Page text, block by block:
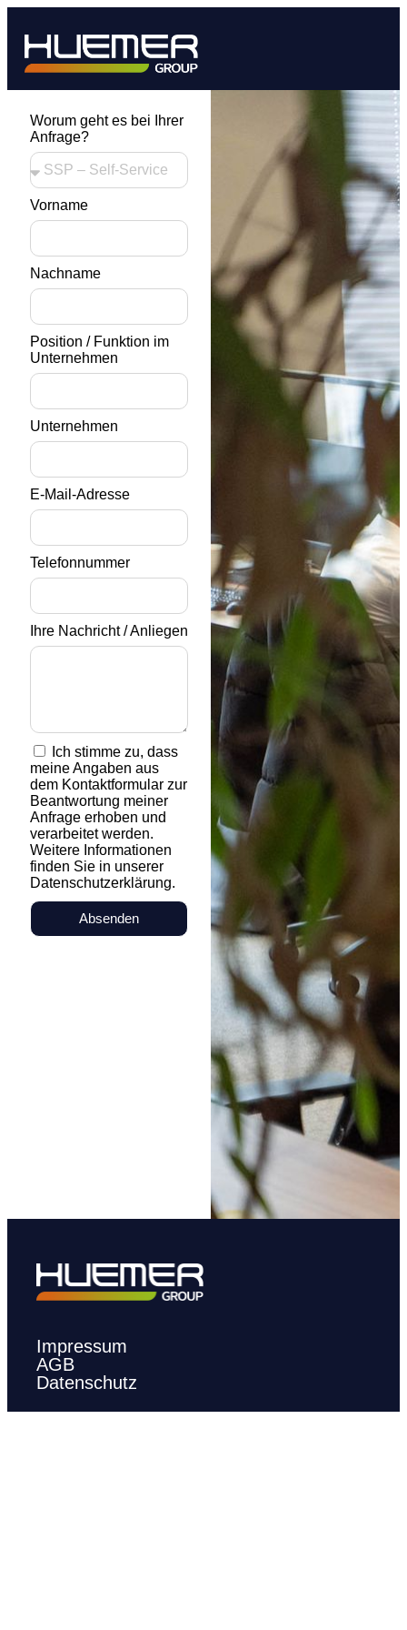
Worum geht es bei Ihrer
Anfrage?
Vorname
Nachname
Position / Funktion im
Unternehmen
Unternehmen
E-Mail-Adresse
Telefonnummer
Ihre Nachricht / Anliegen
Ich stimme zu, dass
meine Angaben aus
dem Kontaktformular zur
Beantwortung meiner
Anfrage erhoben und
verarbeitet werden.
Weitere Informationen
finden Sie in unserer
Datenschutzerklärung.
Absenden
Datenschutz
AGB
Impressum